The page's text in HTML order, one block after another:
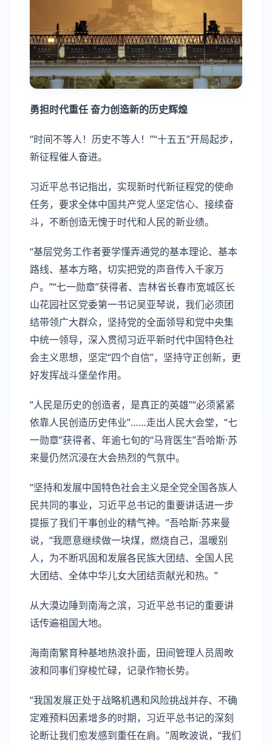
勇担时代重任 奋力创造新的历史辉煌
“时间不等人！历史不等人！”“十五五”开局起步，
新征程催人奋进。
习近平总书记指出，实现新时代新征程党的使命
任务，要求全体中国共产党人坚定信心、接续奋
斗，不断创造无愧于时代和人民的新业绩。
“基层党务工作者要学懂弄通党的基本理论、基本
路线、基本方略，切实把党的声音传入千家万
户。”“七一勋章”获得者、吉林省长春市宽城区长
山花园社区党委第一书记吴亚琴说，我们必须团
结带领广大群众，坚持党的全面领导和党中央集
中统一领导，深入贯彻习近平新时代中国特色社
会主义思想，坚定“四个自信”，坚持守正创新，更
好发挥战斗堡垒作用。
“人民是历史的创造者，是真正的英雄”“必须紧紧
依靠人民创造历史伟业”……走出人民大会堂，“七
一勋章”获得者、年逾七旬的“马背医生”吾哈斯·苏
来曼仍然沉浸在大会热烈的气氛中。
“坚持和发展中国特色社会主义是全党全国各族人
民共同的事业，习近平总书记的重要讲话进一步
提振了我们干事创业的精气神。”吾哈斯·苏来曼
说，“我愿意继续做一块煤，燃烧自己，温暖别
人，为不断巩固和发展各民族大团结、全国人民
大团结、全体中华儿女大团结贡献光和热。”
从大漠边陲到南海之滨，习近平总书记的重要讲
话传遍祖国大地。
海南南繁育种基地热浪扑面，田间管理人员周畋
波和同事们穿梭忙碌，记录作物长势。
“我国发展正处于战略机遇和风险挑战并存、不确
定难预料因素增多的时期，习近平总书记的深刻
论断让我们愈发感到重任在肩。”周畋波说，“我们